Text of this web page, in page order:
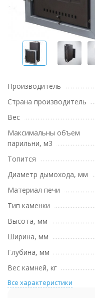
Производитель
Страна производитель
Вес
Максимальны объем
парильни, м3
Топится
Диаметр дымохода, мм
Материал печи
Тип каменки
Высота, мм
Ширина, мм
Глубина, мм
Вес камней, кг
Все характеристики